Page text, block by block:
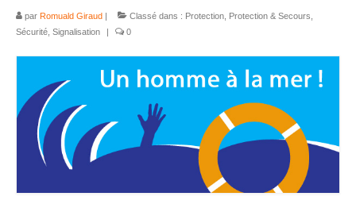
par Romuald Giraud | Classé dans : Protection Protection & Secours
Sécurité Signalisation | 0